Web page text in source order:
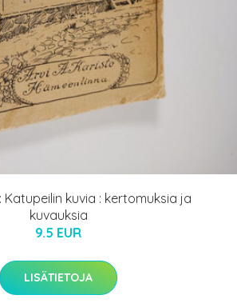
Katupeilin kuvia : kertomuksia ja
kuvauksia
9.5 EUR
LISÄTIETOJA